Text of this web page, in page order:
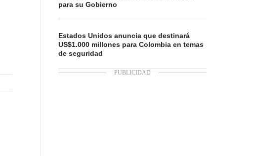
para su Gobierno
Estados Unidos anuncia que destinará
US$1.000 millones para Colombia en temas
de seguridad